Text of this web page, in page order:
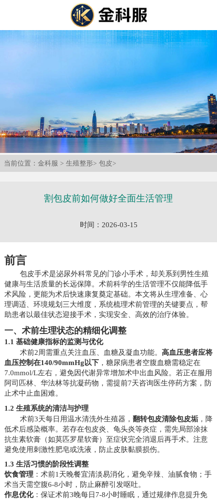
当前位置： 金科服 > 生殖整形> 包皮>
割包皮前如何做好全面生活管理
时间：2026-03-15
前言
包皮手术是泌尿外科常见的门诊小手术，却关系到男性生殖
健康与生活质量的长远保障。术前科学的生活管理不仅能降低手
术风险，更能为术后快速康复奠定基础。本文将从生理准备、心
理调适、环境规划三大维度，系统梳理术前管理的关键要点，帮
助患者以最佳状态迎接手术，实现安全、高效的治疗体验。
一、术前生理状态的精细化调整
1.1 基础健康指标的监测与优化
术前2周需重点关注血压、血糖及凝血功能。 高血压患者应将
血压控制在140/90mmHg以下，糖尿病患者空腹血糖需稳定在
7.0mmol/L左右，避免因代谢异常增加术中出血风险。若正在服用
阿司匹林、华法林等抗凝药物，需提前7天咨询医生停药方案，防
止术中止血困难。
1.2 生殖系统的清洁与护理
术前3天每日用温水清洗外生殖器， 翻转包皮清除包皮垢，降
低术后感染概率。若存在包皮炎、龟头炎等炎症，需先局部涂抹
抗生素软膏（如莫匹罗星软膏）至症状完全消退后再手术。注意
避免使用刺激性肥皂或洗液，防止皮肤黏膜损伤。
1.3 生活习惯的阶段性调整
饮食管理：术前1天晚餐宜清淡易消化，避免辛辣、油腻食物；手
术当天需空腹6-8小时，防止麻醉引发呕吐。
作息优化：保证术前3晚每日7-8小时睡眠，通过规律作息提升免